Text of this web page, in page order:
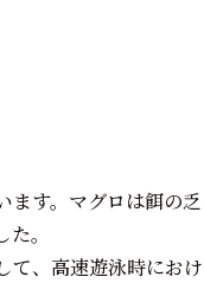
す。マグロは餌の
。
、高速遊泳時にお